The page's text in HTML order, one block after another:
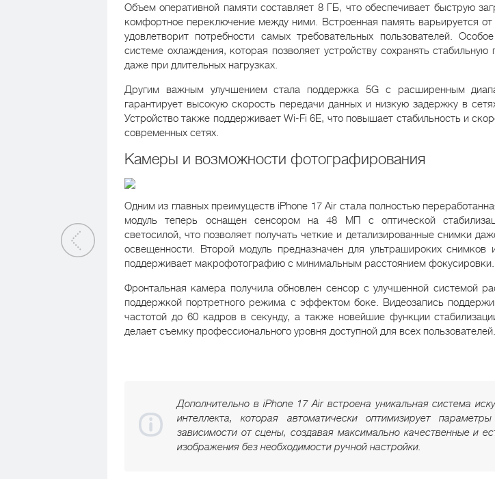
Объем оперативной памяти составляет 8 ГБ, что обеспечивает быструю
комфортное переключение между ними. Встроенная память варьируется
удовлетворит потребности самых требовательных пользователей.
системе охлаждения, которая позволяет устройству сохранять стабильную
даже при длительных нагрузках.
Другим важным улучшением стала поддержка 5G с расширенным
гарантирует высокую скорость передачи данных и низкую задержку в
Устройство также поддерживает Wi-Fi 6E, что повышает стабильность и
современных сетях.
Камеры и возможности фотографирования
Одним из главных преимуществ iPhone 17 Air стала полностью
модуль теперь оснащен сенсором на 48 МП с оптической
светосилой, что позволяет получать четкие и детализированные снимки
освещенности. Второй модуль предназначен для ультрашироких
поддерживает макрофотографию с минимальным расстоянием фокусировки.
Фронтальная камера получила обновлен сенсор с улучшенной системой
поддержкой портретного режима с эффектом боке. Видеозапись
частотой до 60 кадров в секунду, а также новейшие функции
делает съемку профессионального уровня доступной для всех пользователей.
Дополнительно в iPhone 17 Air встроена уникальная система
интеллекта, которая автоматически оптимизирует
зависимости от сцены, создавая максимально качественные и
изображения без необходимости ручной настройки.